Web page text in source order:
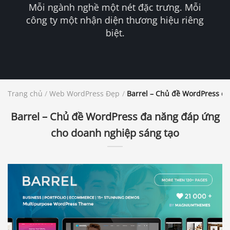
Mỗi ngành nghề một nét đặc trưng. Mỗi
công ty một nhận diện thương hiệu riêng
biệt.
Trang chủ / Web WordPress Đẹp / Barrel – Chủ đề WordPress
Barrel – Chủ đề WordPress đa năng đáp ứng
cho doanh nghiệp sáng tạo